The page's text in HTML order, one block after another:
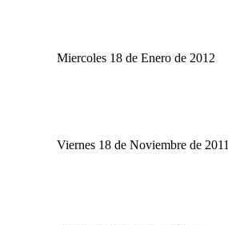
Miercoles 18 de Enero de 2012
Viernes 18 de Noviembre de 2011